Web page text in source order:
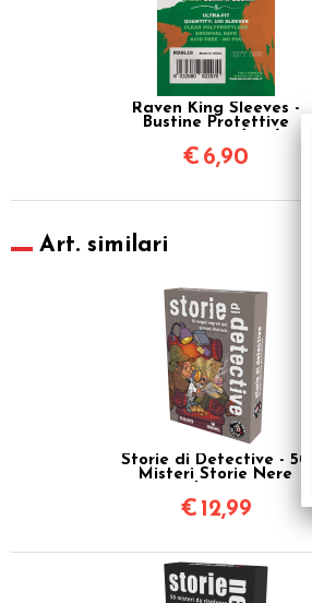
Raven King Sleeves -
Bustine Protettive
€ 6,90
Art. similari
Storie di Detective - 50
Misteri Storie Nere
€ 12,99